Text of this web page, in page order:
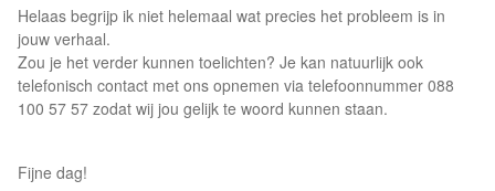
Helaas begrijp ik niet helemaal wat precies het probleem is in
jouw verhaal.
Zou je het verder kunnen toelichten? Je kan natuurlijk ook
telefonisch contact met ons opnemen via telefoonnummer 088
100 57 57 zodat wij jou gelijk te woord kunnen staan.
Fijne dag!